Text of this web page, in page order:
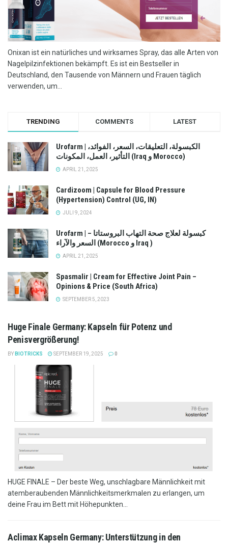
Onixan ist ein natürliches und wirksames Spray, das alle Arten von
Nagelpilzinfektionen bekämpft. Es ist ein Bestseller in
Deutschland, den Tausende von Männern und Frauen täglich
verwenden, um...
TRENDING COMMENTS LATEST
Urofarm | الكبسولة، التعليقات، السعر، الفوائد،
التأثير، العمل، المكونات (Iraq و Morocco)
APRIL 21, 2025
Cardizoom | Capsule for Blood Pressure
(Hypertension) Control (UG, IN)
JULI 9, 2024
Urofarm | كبسولة لعلاج صحة التهاب البروستاتا –
السعر والآراء (Morocco و Iraq )
APRIL 21, 2025
Spasmalir | Cream for Effective Joint Pain –
Opinions & Price (South Africa)
SEPTEMBER 5, 2023
Huge Finale Germany: Kapseln für Potenz und
Penisvergrößerung!
BY BIOTRICKS SEPTEMBER 19, 2025 0
HUGE FINALE – Der beste Weg, unschlagbare Männlichkeit mit
atemberaubenden Männlichkeitsmerkmalen zu erlangen, um
deine Frau im Bett mit Höhepunkten...
Aclimax Kapseln Germany: Unterstützung in den